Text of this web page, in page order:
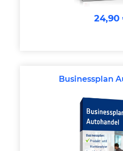
24,90
Businessplan